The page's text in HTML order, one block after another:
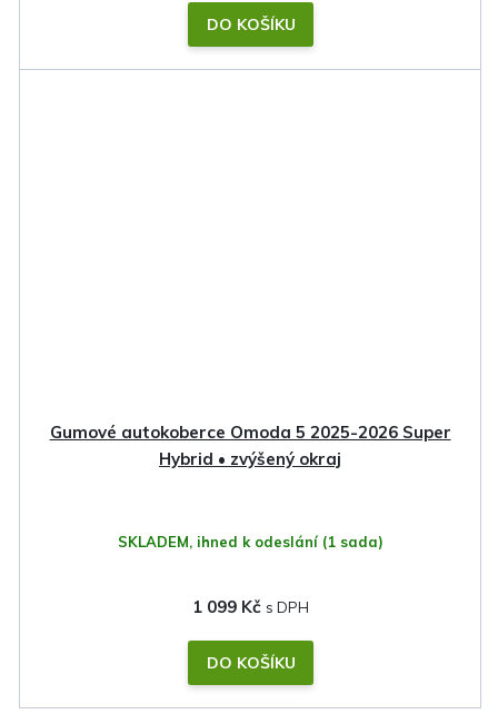
DO KOŠÍKU
Gumové autokoberce Omoda 5 2025-2026 Super
Hybrid • zvýšený okraj
SKLADEM, ihned k odeslání (1 sada)
1 099 Kč
DO KOŠÍKU